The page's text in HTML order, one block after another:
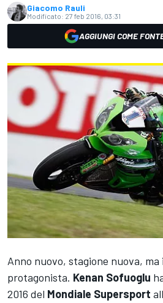
Giacomo Rauli
Modificato: 27 feb 2016, 03:31
AGGIUNGI COME
Anno nuovo, stagione nuova,
protagonista. Kenan Sofuoglu
2016 del Mondiale Supersport